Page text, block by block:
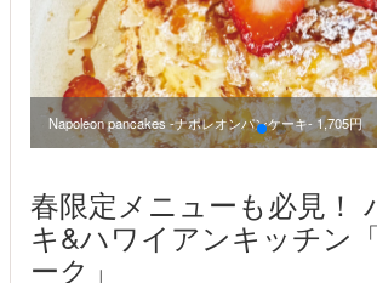
Napoleon pancakes -ナポレオンパンケーキ- 1,705円
春限定メニューも必見！
キ&ハワイアンキッチン
ーク」